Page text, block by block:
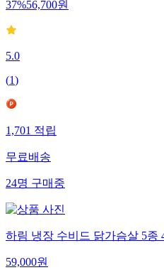
37%56,700원
5.0
(1)
1,701적립
무료배송
24명구매중
하림 냉장 수비드 닭가슴살 5종
59,000원